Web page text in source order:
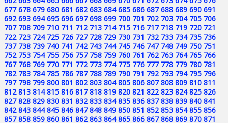
677 678 679 680 681 682 683 684 685 686 687 688 689 690 691
692 693 694 695 696 697 698 699 700 701 702 703 704 705 706
707 708 709 710 711 712 713 714 715 716 717 718 719 720 721
722 723 724 725 726 727 728 729 730 731 732 733 734 735 736
737 738 739 740 741 742 743 744 745 746 747 748 749 750 751
752 753 754 755 756 757 758 759 760 761 762 763 764 765 766
767 768 769 770 771 772 773 774 775 776 777 778 779 780 781
782 783 784 785 786 787 788 789 790 791 792 793 794 795 796
797 798 799 800 801 802 803 804 805 806 807 808 809 810 811
812 813 814 815 816 817 818 819 820 821 822 823 824 825 826
827 828 829 830 831 832 833 834 835 836 837 838 839 840 841
842 843 844 845 846 847 848 849 850 851 852 853 854 855 856
857 858 859 860 861 862 863 864 865 866 867 868 869 870 871